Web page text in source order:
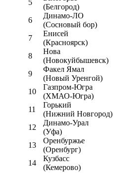
5
(Белгород)
6
Динамо-ЛО
(Сосновый бор)
7
Енисей
(Красноярск)
8
Нова
(Новокуйбышевск)
9
Факел Ямал
(Новый Уренгой)
10
Газпром-Югра
(ХМАО-Югра)
11
Горький
(Нижний Новгород)
12
Динамо-Урал
(Уфа)
13
Оренбуржье
(Оренбург)
14
Кузбасс
(Кемерово)